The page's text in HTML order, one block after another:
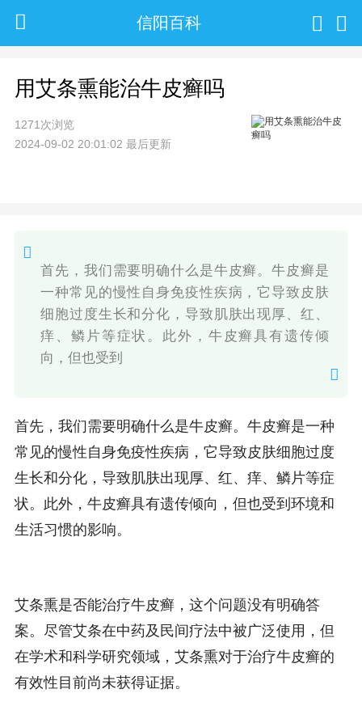
信阳百科
用艾条熏能治牛皮癣吗
1271次浏览
2024-09-02 20:01:02 最后更新
首先，我们需要明确什么是牛皮癣。牛皮癣是
一种常见的慢性自身免疫性疾病，它导致皮肤
细胞过度生长和分化，导致肌肤出现厚、红、
痒、鳞片等症状。此外，牛皮癣具有遗传倾
向，但也受到
首先，我们需要明确什么是牛皮癣。牛皮癣是一种
常见的慢性自身免疫性疾病，它导致皮肤细胞过度
生长和分化，导致肌肤出现厚、红、痒、鳞片等症
状。此外，牛皮癣具有遗传倾向，但也受到环境和
生活习惯的影响。
艾条熏是否能治疗牛皮癣，这个问题没有明确答
案。尽管艾条在中药及民间疗法中被广泛使用，但
在学术和科学研究领域，艾条熏对于治疗牛皮癣的
有效性目前尚未获得证据。